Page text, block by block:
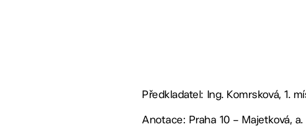
Předkladatel: Ing. Komrsková, 1.
Anotace: Praha 10 – Majetková, a.